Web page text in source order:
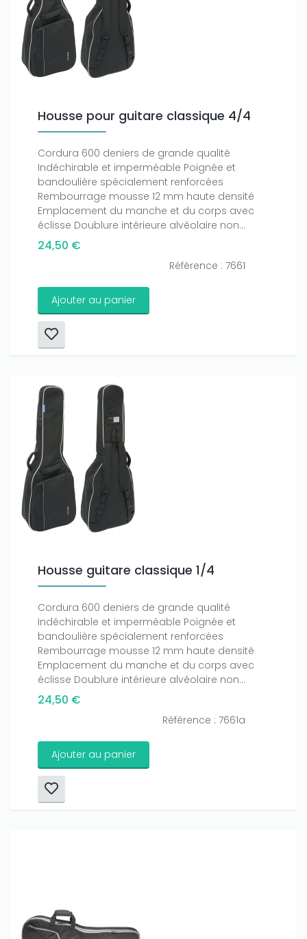
Housse pour guitare classique 4/4
Cordura 600 deniers de grande qualité
Indéchirable et imperméable Poignée et
bandoulière spécialement renforcées
Rembourrage mousse 12 mm haute densité
Emplacement du manche et du corps avec
éclisse Doublure intérieure alvéolaire non...
24,50 €
Référence : 7661
Ajouter au panier
Housse guitare classique 1/4
Cordura 600 deniers de grande qualité
Indéchirable et imperméable Poignée et
bandoulière spécialement renforcées
Rembourrage mousse 12 mm haute densité
Emplacement du manche et du corps avec
éclisse Doublure intérieure alvéolaire non...
24,50 €
Référence : 7661a
Ajouter au panier